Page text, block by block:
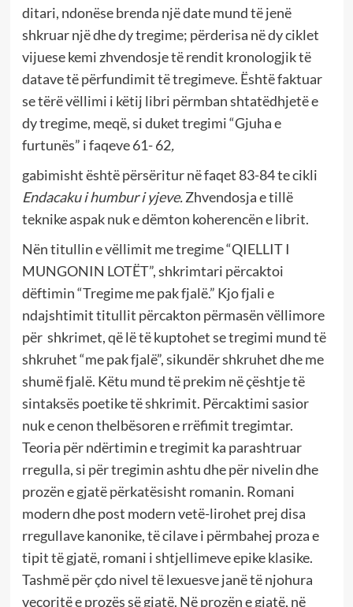
ditari, ndonëse brenda një date mund të jenë
shkruar një dhe dy tregime; përderisa në dy ciklet
vijuese kemi zhvendosje të rendit kronologjik të
datave të përfundimit të tregimeve. Është faktuar
se tërë vëllimi i këtij libri përmban shtatëdhjetë e
dy tregime, meqë, si duket tregimi “Gjuha e
furtunës” i faqeve 61- 62,
gabimisht është përsëritur në faqet 83-84 te cikli
Endacaku i humbur i yjeve.Zhvendosja e tillë
teknike aspak nuk e dëmton koherencën e librit.
Nën titullin e vëllimit me tregime “QIELLIT I
MUNGONIN LOTËT”, shkrimtari përcaktoi
dëftimin “Tregime me pak fjalë.” Kjo fjali e
ndajshtimit titullit përcakton përmasën vëllimore
për shkrimet, që lë të kuptohet se tregimi mund të
shkruhet “me pak fjalë”, sikundër shkruhet dhe me
shumë fjalë. Këtu mund të prekim në çështje të
sintaksës poetike të shkrimit. Përcaktimi sasior
nuk e cenon thelbësoren e rrëfimit tregimtar.
Teoria për ndërtimin e tregimit ka parashtruar
rregulla, si për tregimin ashtu dhe për nivelin dhe
prozën e gjatë përkatësisht romanin. Romani
modern dhe post modern vetë-lirohet prej disa
rregullave kanonike, të cilave i përmbahej proza e
tipit të gjatë, romani i shtjellimeve epike klasike.
Tashmë për çdo nivel të lexuesve janë të njohura
veçoritë e prozës së gjatë. Në prozën e gjatë, në